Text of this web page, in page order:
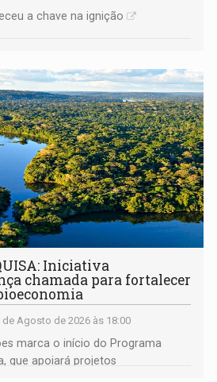
a chave na ignição
Iniciativa
chamada para fortalecer
de Agosto de 2026 às 18:00
marca o início do Programa
que apoiará projetos